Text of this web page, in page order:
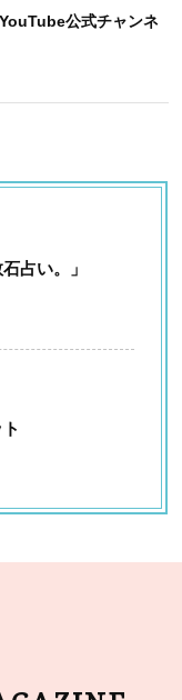
公式チャンネ
占い。」